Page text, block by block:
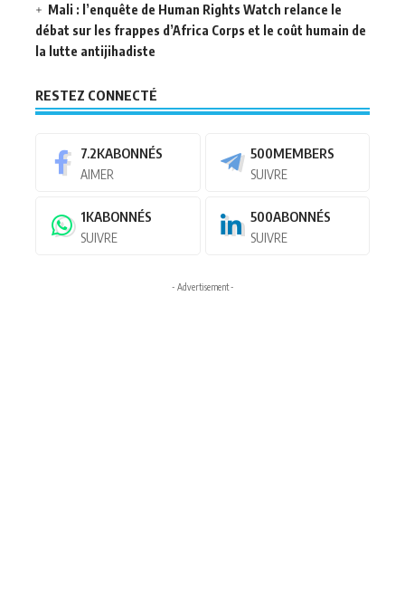
Mali : l’enquête de Human Rights Watch relance le
débat sur les frappes d’Africa Corps et le coût humain de
la lutte antijihadiste
RESTEZ CONNECTÉ
7.2KABONNÉS
AIMER
500MEMBERS
SUIVRE
1KABONNÉS
SUIVRE
500ABONNÉS
SUIVRE
- Advertisement -